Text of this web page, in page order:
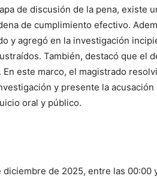
de discusión de la pena, existe
de cumplimiento efectivo.
y agregó en la investigación
También, destacó que el
este marco, el magistrado
y presente la
oral y público.
de 2025, entre las 00:00